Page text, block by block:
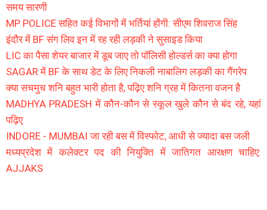
समय सारणी
MP POLICE सहित कई विभागों में भर्तियां होंगी: सीएम शिवराज सिंह
इंदौर में BF संग लिव इन में रह रही लड़की ने सुसाइड किया
LIC का पैसा शेयर बाजार में डूब जाए तो पॉलिसी होल्डर्स का क्या होगा
SAGAR में BF के साथ डेट के लिए निकली नाबालिग लड़की का गैंगरेप
क्या सचमुच शनि बहुत भारी होता है, पढ़िए शनि ग्रह में कितना वजन है
MADHYA PRADESH में कौन-कौन से स्कूल खुले कौन से बंद रहे, यहां
पढ़िए
INDORE - MUMBAI जा रही बस में विस्फोट, आधी से ज्यादा बस जली
मध्यप्रदेश में कलेक्टर पद की नियुक्ति में जातिगत आरक्षण चाहिए:
AJJAKS